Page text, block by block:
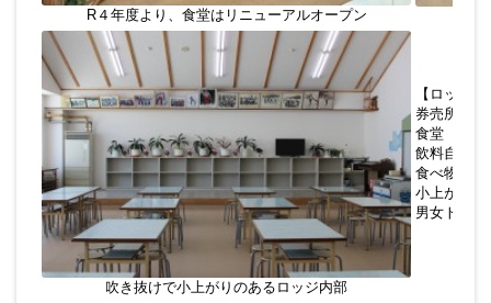
R４年度より、食堂はリニューアルオープン
吹き抜けで小上がりのあるロッジ内部
【ロッジ
券売所
食堂（麺
飲料自動販
食べ物持ち
小上がり
男女トイ